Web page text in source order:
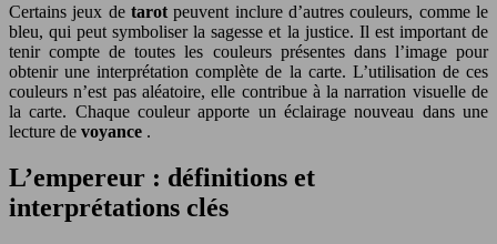
Certains jeux de tarotpeuvent inclure d’autres couleurs, comme le
bleu, qui peut symboliser la sagesse et la justice. Il est important de
tenir compte de toutes les couleurs présentes dans l’image pour
obtenir une interprétation complète de la carte. L’utilisation de ces
couleurs n’est pas aléatoire, elle contribue à la narration visuelle de
la carte. Chaque couleur apporte un éclairage nouveau dans une
lecture de voyance .
L’empereur : définitions et
interprétations clés